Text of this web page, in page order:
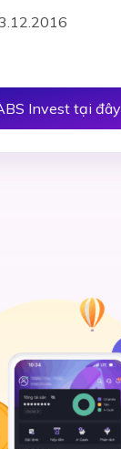
Invest tại đây